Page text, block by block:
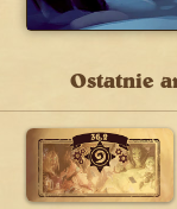
Ostatnie